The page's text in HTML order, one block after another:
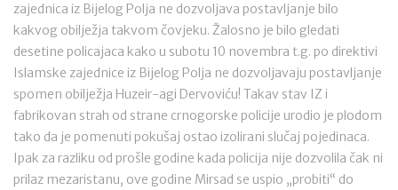
zajednica iz Bijelog Polja ne dozvoljava postavljanje bilo
kakvog obilježja takvom čovjeku. Žalosno je bilo gledati
desetine policajaca kako u subotu 10 novembra t.g. po direktivi
Islamske zajednice iz Bijelog Polja ne dozvoljavaju postavljanje
spomen obilježja Huzeir-agi Dervoviću! Takav stav IZ i
fabrikovan strah od strane crnogorske policije urodio je plodom
tako da je pomenuti pokušaj ostao izolirani slučaj pojedinaca.
Ipak za razliku od prošle godine kada policija nije dozvolila čak ni
prilaz mezaristanu, ove godine Mirsad se uspio „probiti“ do